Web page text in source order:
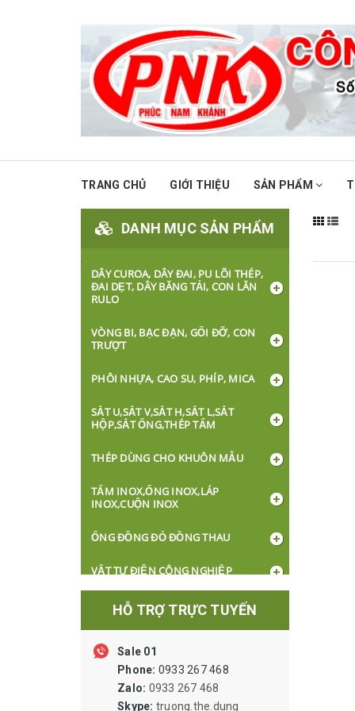
TRANG CHỦ GIỚI THIỆU SẢN PHẨM
DANH MỤC SẢN PHẨM
DÂY CUROA, DÂY ĐAI, PU LÕI THÉP,
ĐAI DẸT, DÂY BĂNG TẢI, CON LĂN
RULO
VÒNG BI, BẠC ĐẠN, GỐI ĐỠ, CON
TRƯỢT
PHÔI NHỰA, CAO SU, PHÍP, MICA
SẮT U,SẮT V,SẮT H,SẮT L,SẮT
HỘP,SẮT ỐNG,THÉP TẤM
THÉP DÙNG CHO KHUÔN MẪU
TẤM INOX,ỐNG INOX,LÁP
INOX,CUỘN INOX
ỐNG ĐỒNG ĐỎ ĐỒNG THAU
VẬT TƯ ĐIỆN CÔNG NGHIỆP
DÂY CÁP ĐIỆN
XI LANH ỐNG HƠI VAN LỌC VẬT TƯ
KHÍ NÉN
HỖ TRỢ TRỰC TUYẾN
Sale 01
Phone: 0933 267 468
Zalo: 0933 267 468
Skype: truong.the.dung